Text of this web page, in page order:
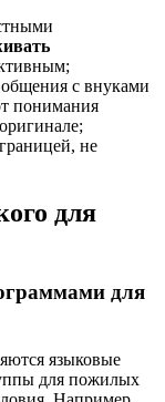
с внуками
понимания
не
для
для
языковые
для пожилых